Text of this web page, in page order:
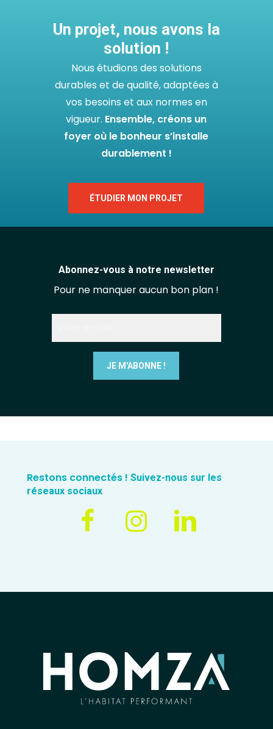
Un projet, nous avons la
solution !
Nous étudions des solutions
durables et de qualité, adaptées à
vos besoins et aux normes en
vigueur. Ensemble, créons un
foyer où le bonheur s’installe
durablement !
ÉTUDIER MON PROJET
Abonnez-vous à notre newsletter
Pour ne manquer aucun bon plan !
Restons connectés ! Suivez-nous sur les
réseaux sociaux